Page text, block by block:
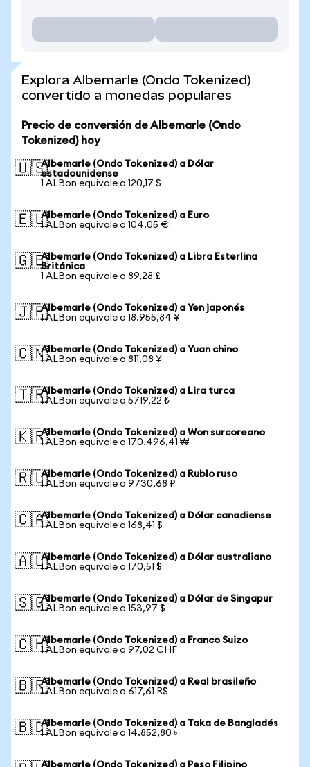
Explora Albemarle (Ondo Tokenized)
convertido a monedas populares
Precio de conversión de Albemarle (Ondo
Tokenized) hoy
🇺🇸Albemarle (Ondo Tokenized) a Dólar
estadounidense
1 ALBon equivale a 120,17 $
🇪🇺Albemarle (Ondo Tokenized) a Euro
1 ALBon equivale a 104,05 €
🇬🇧Albemarle (Ondo Tokenized) a Libra Esterlina
Británica
1 ALBon equivale a 89,28 £
🇯🇵Albemarle (Ondo Tokenized) a Yen japonés
1 ALBon equivale a 18.955,84 ¥
🇨🇳Albemarle (Ondo Tokenized) a Yuan chino
1 ALBon equivale a 811,08 ¥
🇹🇷Albemarle (Ondo Tokenized) a Lira turca
1 ALBon equivale a 5719,22 ₺
🇰🇷Albemarle (Ondo Tokenized) a Won surcoreano
1 ALBon equivale a 170.496,41 ₩
🇷🇺Albemarle (Ondo Tokenized) a Rublo ruso
1 ALBon equivale a 9730,68 ₽
🇨🇦Albemarle (Ondo Tokenized) a Dólar canadiense
1 ALBon equivale a 168,41 $
🇦🇺Albemarle (Ondo Tokenized) a Dólar australiano
1 ALBon equivale a 170,51 $
🇸🇬Albemarle (Ondo Tokenized) a Dólar de Singapur
1 ALBon equivale a 153,97 $
🇨🇭Albemarle (Ondo Tokenized) a Franco Suizo
1 ALBon equivale a 97,02 CHF
🇧🇷Albemarle (Ondo Tokenized) a Real brasileño
1 ALBon equivale a 617,61 R$
🇧🇩Albemarle (Ondo Tokenized) a Taka de Bangladés
1 ALBon equivale a 14.852,80 ৳
Albemarle (Ondo Tokenized) a Peso Filipino